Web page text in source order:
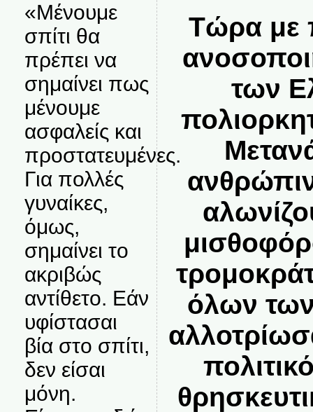
«Μένουμε
σπίτι θα
πρέπει να
σημαίνει πως
μένουμε
ασφαλείς και
προστατευμένες.
Για πολλές
γυναίκες,
όμως,
σημαίνει το
ακριβώς
αντίθετο. Εάν
υφίστασαι
βία στο σπίτι,
δεν είσαι
μόνη.
Τώρα με
των
όλων